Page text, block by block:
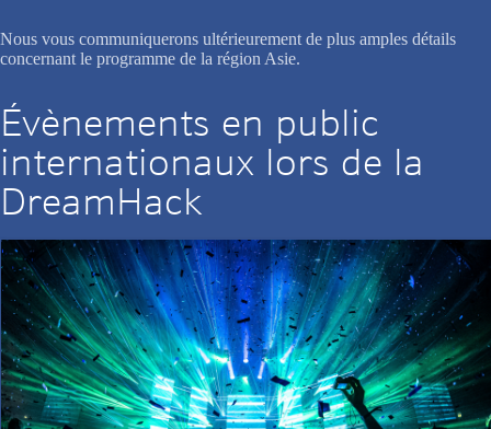
Nous vous communiquerons ultérieurement de plus amples détails
concernant le programme de la région Asie.
Évènements en public
internationaux lors de la
DreamHack